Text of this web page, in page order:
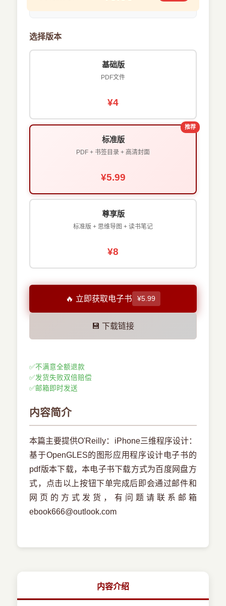
选择版本
基础版
PDF文件
¥4
推荐
标准版
PDF + 书签目录 + 高清封面
¥5.99
尊享版
标准版 + 思维导图 + 读书笔记
¥8
🔥 立即获取电子书 ¥5.99
💾 下载链接
✅不满意全额退款
✅发货失败双倍赔偿
✅邮箱即时发送
内容简介
本篇主要提供O'Reilly：iPhone三维程序设计：
基于OpenGLES的图形应用程序设计电子书的
pdf版本下载，本电子书下载方式为百度网盘方
式，点击以上按钮下单完成后即会通过邮件和
网页的方式发货，有问题请联系邮箱
ebook666@outlook.com
内容介绍